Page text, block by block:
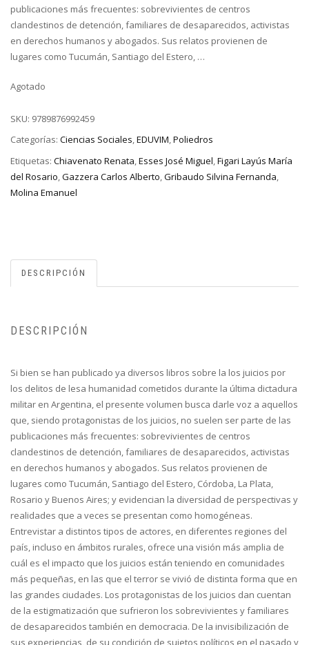
publicaciones más frecuentes: sobrevivientes de centros
clandestinos de detención, familiares de desaparecidos, activistas
en derechos humanos y abogados. Sus relatos provienen de
lugares como Tucumán, Santiago del Estero, …
Agotado
SKU: 9789876992459
Categorías: Ciencias Sociales,EDUVIM,Poliedros
Etiquetas: Chiavenato Renata,Esses José Miguel,Figari Layús María
del Rosario,Gazzera Carlos Alberto,Gribaudo Silvina Fernanda,
Molina Emanuel
DESCRIPCIÓN
DESCRIPCIÓN
Si bien se han publicado ya diversos libros sobre la los juicios por
los delitos de lesa humanidad cometidos durante la última dictadura
militar en Argentina, el presente volumen busca darle voz a aquellos
que, siendo protagonistas de los juicios, no suelen ser parte de las
publicaciones más frecuentes: sobrevivientes de centros
clandestinos de detención, familiares de desaparecidos, activistas
en derechos humanos y abogados. Sus relatos provienen de
lugares como Tucumán, Santiago del Estero, Córdoba, La Plata,
Rosario y Buenos Aires; y evidencian la diversidad de perspectivas y
realidades que a veces se presentan como homogéneas.
Entrevistar a distintos tipos de actores, en diferentes regiones del
país, incluso en ámbitos rurales, ofrece una visión más amplia de
cuál es el impacto que los juicios están teniendo en comunidades
más pequeñas, en las que el terror se vivió de distinta forma que en
las grandes ciudades. Los protagonistas de los juicios dan cuentan
de la estigmatización que sufrieron los sobrevivientes y familiares
de desaparecidos también en democracia. De la invisibilización de
sus experiencias, de su condición de sujetos políticos en el pasado y